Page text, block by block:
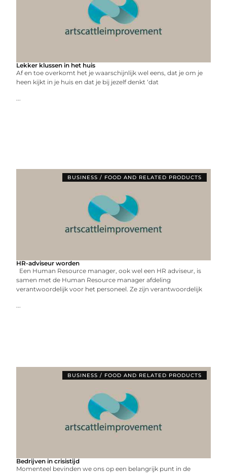
Lekker klussen in het huis
Af en toe overkomt het je waarschijnlijk wel eens, dat je om je
heen kijkt in je huis en dat je bij jezelf denkt ‘dat
...
BUSINESS / FOOD AND RELATED PRODUCTS
HR-adviseur worden
Een Human Resource manager, ook wel een HR adviseur, is
samen met de Human Resource manager afdeling
verantwoordelijk voor het personeel. Ze zijn verantwoordelijk
...
BUSINESS / FOOD AND RELATED PRODUCTS
Bedrijven in crisistijd
Momenteel bevinden we ons op een belangrijk punt in de